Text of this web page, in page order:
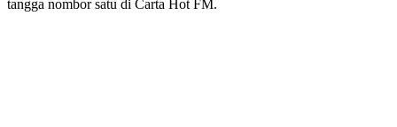
tangga nombor satu di Carta Hot FM.